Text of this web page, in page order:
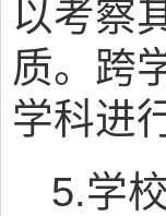
以考察
质。跨
学科进
5.学